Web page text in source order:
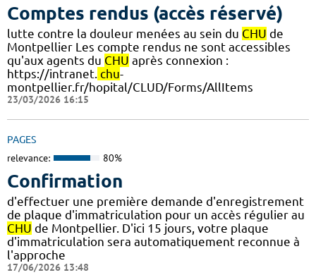
Comptes rendus (accès réservé)
lutte contre la douleur menées au sein du CHU de
Montpellier Les compte rendus ne sont accessibles
qu'aux agents du CHU après connexion :
https://intranet. chu-
montpellier.fr/hopital/CLUD/Forms/AllItems
23/03/2026 16:15
PAGES
relevance: 80%
Confirmation
d'effectuer une première demande d'enregistrement
de plaque d'immatriculation pour un accès régulier au
CHU de Montpellier. D'ici 15 jours, votre plaque
d'immatriculation sera automatiquement reconnue à
l'approche
17/06/2026 13:48